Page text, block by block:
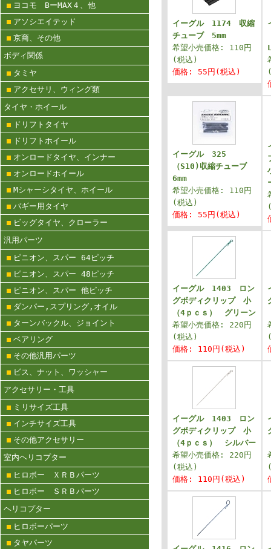
ヨコモ BーMAX４、他
アソシエイテッド
京商、その他
ボディ関係
タミヤ
アクセサリ、ウィング類
タイヤ・ホイール
ドリフトタイヤ
ドリフトホイール
オンロードタイヤ、インナー
オンロードホイール
Mシャーシタイヤ、ホイール
バギー用タイヤ
ビッグタイヤ、クローラー
汎用パーツ
ピニオン、スパー 64ピッチ
ピニオン、スパー 48ピッチ
ピニオン、スパー 他ピッチ
ダンパー,スプリング,オイル
ターンバックル、ジョイント
ベアリング
その他汎用パーツ
ビス、ナット、ワッシャー
アクセサリー・工具
ミリサイズ工具
インチサイズ工具
その他アクセサリー
室内ヘリコプター
ヒロボー ＸＲＢパーツ
ヒロボー ＳＲＢパーツ
ヘリコプター
ヒロボーパーツ
タヤパーツ
イーグル 1174 収縮
チューブ 5mm
希望小売価格: 110円
(税込)
価格: 55円(税込)
イーグル 325
（S10)収縮チューブ
6mm
希望小売価格: 110円
(税込)
価格: 55円(税込)
イーグル 1403 ロン
グボディクリップ 小
（4ｐｃｓ） グリーン
希望小売価格: 220円
(税込)
価格: 110円(税込)
イーグル 1403 ロン
グボディクリップ 小
（4ｐｃｓ） シルバー
希望小売価格: 220円
(税込)
価格: 110円(税込)